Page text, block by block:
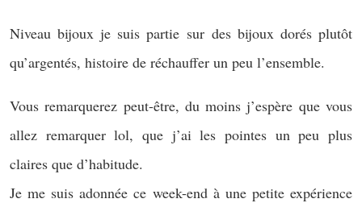
Niveau bijoux je suis partie sur des bijoux dorés plutôt
qu’argentés, histoire de réchauffer un peu l’ensemble.
Vous remarquerez peut-être, du moins j’espère que vous
allez remarquer lol, que j’ai les pointes un peu plus
claires que d’habitude.
Je me suis adonnée ce week-end à une petite expérience